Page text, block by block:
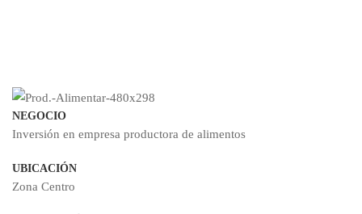
en
empresa
productora
NEGOCIO
Inversión en empresa productora de alimentos
UBICACIÓN
Zona Centro